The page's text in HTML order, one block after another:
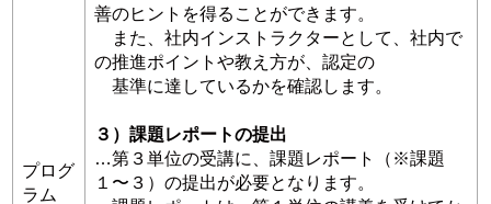
プログ
ラム
善のヒントを得ることができます。
また、社内インストラクターとして、社内で
の推進ポイントや教え⽅が、認定の
基準に達しているかを確認します。
３）課題レポートの提出
…第３単位の受講に、課題レポート（※課題
１〜３）の提出が必要となります。